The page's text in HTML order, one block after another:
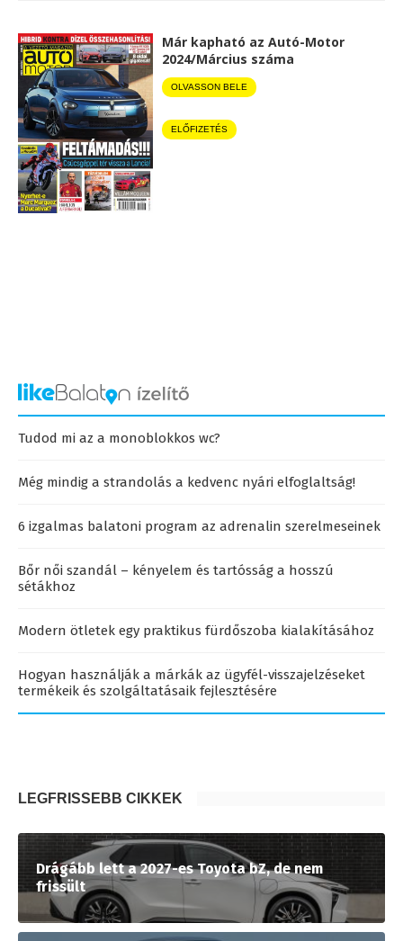
Már kapható az Autó-Motor
2024/Március száma
OLVASSON BELE
ELŐFIZETÉS
Tudod mi az a monoblokkos wc?
Még mindig a strandolás a kedvenc nyári elfoglaltság!
6 izgalmas balatoni program az adrenalin szerelmeseinek
Bőr női szandál – kényelem és tartósság a hosszú
sétákhoz
Modern ötletek egy praktikus fürdőszoba kialakításához
Hogyan használják a márkák az ügyfél-visszajelzéseket
termékeik és szolgáltatásaik fejlesztésére
LEGFRISSEBB CIKKEK
Drágább lett a 2027-es Toyota bZ, de nem
frissült